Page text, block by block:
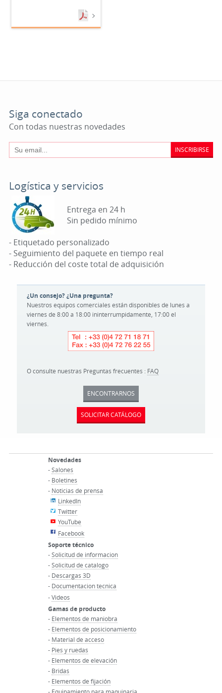
Siga conectado
Con todas nuestras novedades
INSCRIBIRSE
Logística y servicios
Entrega en 24 h
Sin pedido mínimo
- Etiquetado personalizado
- Seguimiento del paquete en tiempo real
- Reducción del coste total de adquisición
¿Un consejo? ¿Una pregunta?
Nuestros equipos comerciales están disponibles de lunes a
viernes de 8:00 a 18:00 ininterrumpidamente, 17:00 el
viernes.
O consulte nuestras Preguntas frecuentes : FAQ
ENCONTRARNOS
SOLICITAR CATÁLOGO
Novedades
-Salones
- Boletines
- Noticias de prensa
LinkedIn
Twitter
YouTube
Facebook
Soporte técnico
-Solicitud de informacion
-Solicitud de catalogo
- Descargas 3D
- Documentacion tecnica
-Videos
Gamas de producto
- Elementos de maniobra
- Elementos de posicionamiento
- Material de acceso
- Pies y ruedas
- Elementos de elevación
- Bridas
- Elementos de fijación